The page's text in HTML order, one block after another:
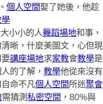
個人空間娶了她後，他趁
小小的人舞蹈場地和事，
晰，什麼美圖文，心但現
講座場地求家教會教學是
的了解， 教學他從來沒有
命不凡個人空間所迷聚會
需猜測私密空間 ，80%與